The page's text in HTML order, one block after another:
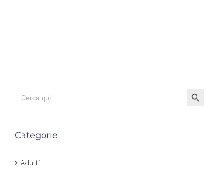
Search
for:
Search Button
Categorie
Adulti